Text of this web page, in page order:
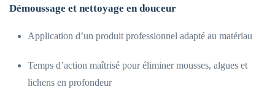
Démoussage et nettoyage en douceur
Application d’un produit professionnel adapté au matériau
Temps d’action maîtrisé pour éliminer mousses, algues et
lichens en profondeur